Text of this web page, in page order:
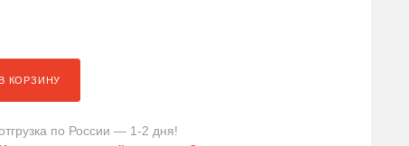
В КОРЗИНУ
по России — 1-2 дня!